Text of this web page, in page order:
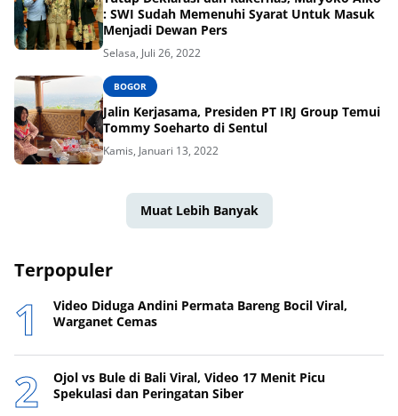
: SWI Sudah Memenuhi Syarat Untuk Masuk
Menjadi Dewan Pers
Selasa, Juli 26, 2022
BOGOR
Jalin Kerjasama, Presiden PT IRJ Group Temui
Tommy Soeharto di Sentul
Kamis, Januari 13, 2022
Muat Lebih Banyak
Terpopuler
Video Diduga Andini Permata Bareng Bocil Viral,
Warganet Cemas
Ojol vs Bule di Bali Viral, Video 17 Menit Picu
Spekulasi dan Peringatan Siber